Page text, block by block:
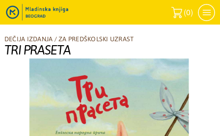
(0)
DEČIJA IZDANJA /ZA PREDŠKOLSKI UZRAST
TRI PRASETA